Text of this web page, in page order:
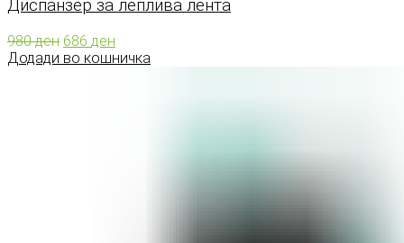
Диспанзер за леплива лента
980ден Original
price
686 ден
price
Додади во кошничка